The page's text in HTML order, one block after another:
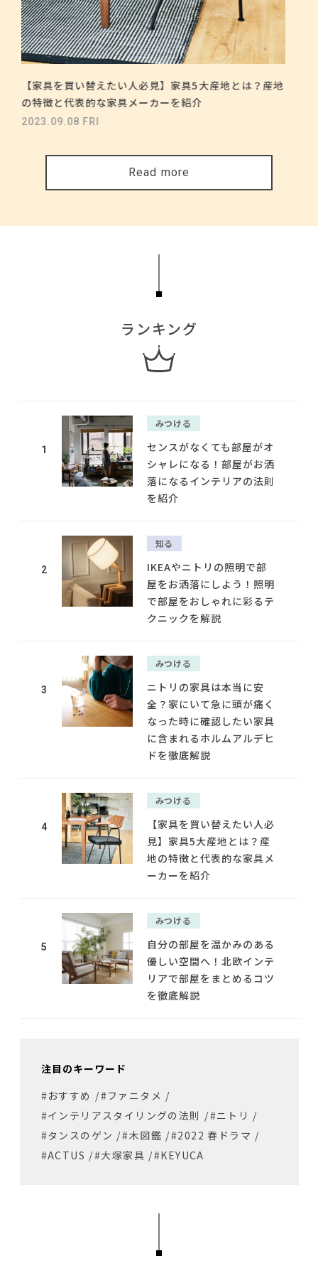
【家具を買い替えたい人必見】家具5大産地とは？産地
の特徴と代表的な家具メーカーを紹介
2023.09.08 FRI
Read more
ランキング
1
みつける
センスがなくても部屋がオ
シャレになる！部屋がお洒
落になるインテリアの法則
を紹介
2
知る
IKEAやニトリの照明で部
屋をお洒落にしよう！照明
で部屋をおしゃれに彩るテ
クニックを解説
3
みつける
ニトリの家具は本当に安
全？家にいて急に頭が痛く
なった時に確認したい家具
に含まれるホルムアルデヒ
ドを徹底解説
4
みつける
【家具を買い替えたい人必
見】家具5大産地とは？産
地の特徴と代表的な家具メ
ーカーを紹介
5
みつける
自分の部屋を温かみのある
優しい空間へ！北欧インテ
リアで部屋をまとめるコツ
を徹底解説
注目のキーワード
#おすすめ /#ファニタメ /
#インテリアスタイリングの法則 /#ニトリ /
#タンスのゲン /#木図鑑 /#2022 春ドラマ /
#ACTUS /#大塚家具 /#KEYUCA